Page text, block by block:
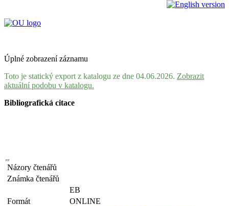
Úplné zobrazení záznamu
Toto je statický export z katalogu ze dne 04.06.2026. Zobrazit
aktuální podobu v katalogu.
Bibliografická citace
Názory čtenářů
Známka čtenářů
EB
Formát
ONLINE